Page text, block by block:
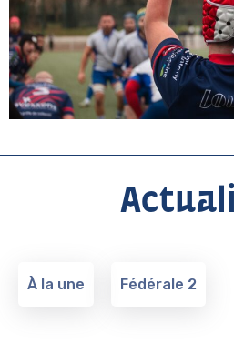
À la une Fédérale 2